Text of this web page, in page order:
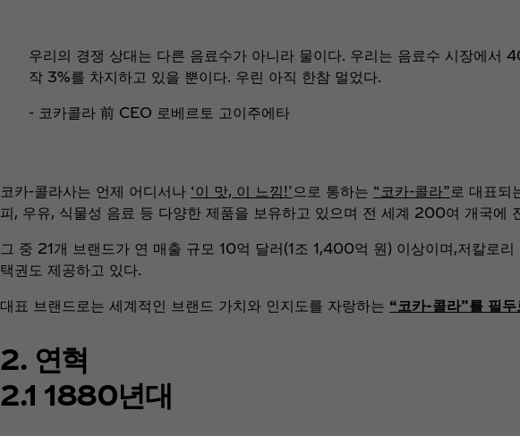
우리의 경쟁 상대는 다른 음료수가 아니라 물이다. 우리는 음료수 시장에서
작 3%를 차지하고 있을 뿐이다. 우린 아직 한참 멀었다.
- 코카콜라 前 CEO 로베르토 고이주에타
코카-콜라사는 언제 어디서나 ‘이 맛, 이 느낌!’으로 통하는 “코카-콜라” 로 대표되
피, 우유, 식물성 음료 등 다양한 제품을 보유하고 있으며 전 세계 200여 개국에
그 중 21개 브랜드가 연 매출 규모 10억 달러(1조 1,400억 원) 이상이며,저칼로
택권도 제공하고 있다.
대표 브랜드로는 세계적인 브랜드 가치와 인지도를 자랑하는 “코카-콜라”를 필
2. 연혁
2.1 1880년대